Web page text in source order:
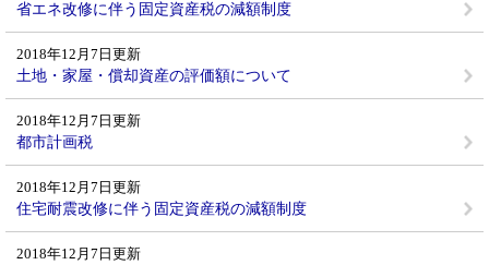
省エネ改修に伴う固定資産税の減額制度
2018年12月7日更新
土地・家屋・償却資産の評価額について
2018年12月7日更新
都市計画税
2018年12月7日更新
住宅耐震改修に伴う固定資産税の減額制度
2018年12月7日更新